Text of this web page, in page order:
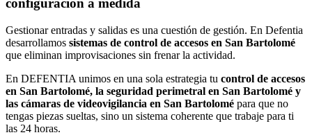
configuración a medida
Gestionar entradas y salidas es una cuestión de gestión. En Defentia
desarrollamos sistemas de control de accesos en San Bartolomé
que eliminan improvisaciones sin frenar la actividad.
En DEFENTIA unimos en una sola estrategia tu control de accesos
en San Bartolomé, la seguridad perimetral en San Bartolomé y
las cámaras de videovigilancia en San Bartolomé para que no
tengas piezas sueltas, sino un sistema coherente que trabaje para ti
las 24 horas.